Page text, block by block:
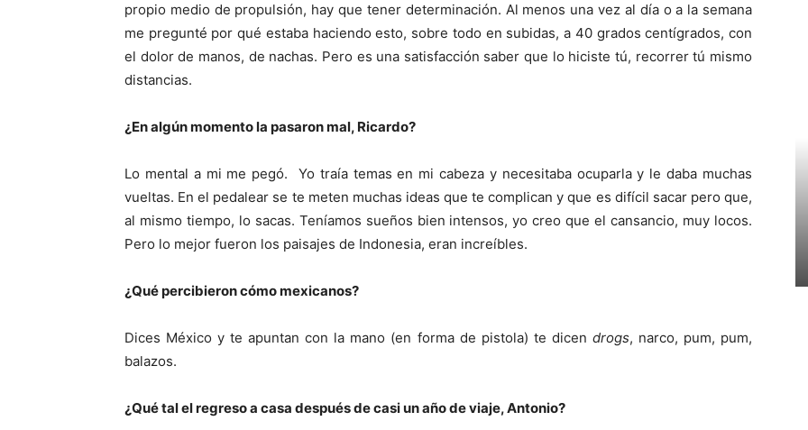
propio medio de propulsión, hay que tener determinación. Al menos una vez al día o a la semana
me pregunté por qué estaba haciendo esto, sobre todo en subidas, a 40 grados centígrados, con
el dolor de manos, de nachas. Pero es una satisfacción saber que lo hiciste tú, recorrer tú mismo
distancias.
¿En algún momento la pasaron mal, Ricardo?
Lo mental a mi me pegó. Yo traía temas en mi cabeza y necesitaba ocuparla y le daba muchas
vueltas. En el pedalear se te meten muchas ideas que te complican y que es difícil sacar pero que,
al mismo tiempo, lo sacas. Teníamos sueños bien intensos, yo creo que el cansancio, muy locos.
Pero lo mejor fueron los paisajes de Indonesia, eran increíbles.
¿Qué percibieron cómo mexicanos?
Dices México y te apuntan con la mano (en forma de pistola) te dicen drogs, narco, pum, pum,
balazos.
¿Qué tal el regreso a casa después de casi un año de viaje, Antonio?